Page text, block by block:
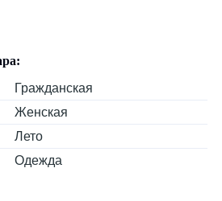
Гражданская
Женская
Лето
Одежда